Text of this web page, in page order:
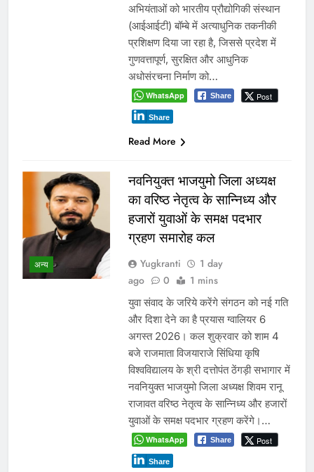
अभियंताओं को भारतीय प्रौद्योगिकी संस्थान
(आईआईटी) बॉम्बे में अत्याधुनिक तकनीकी
प्रशिक्षण दिया जा रहा है, जिससे प्रदेश में
गुणवत्तापूर्ण, सुरक्षित और आधुनिक
अधोसंरचना निर्माण को…
WhatsApp Share Post
Share
Read More
अन्य
नवनियुक्त भाजयुमो जिला अध्यक्ष
का वरिष्ठ नेतृत्व के सान्निध्य और
हजारों युवाओं के समक्ष पदभार
ग्रहण समारोह कल
Yugkranti
1 day
ago
0 1 mins
युवा संवाद के जरिये करेंगे संगठन को नई गति
और दिशा देने का है प्रयास ग्वालियर 6
अगस्त 2026। कल शुक्रवार को शाम 4
बजे राजमाता विजयाराजे सिंधिया कृषि
विश्वविद्यालय के श्री दत्तोपंत ठेंगड़ी सभागार में
नवनियुक्त भाजयुमो जिला अध्यक्ष शिवम रानू
राजावत वरिष्ठ नेतृत्व के सान्निध्य और हजारों
युवाओं के समक्ष पदभार ग्रहण करेंगे।…
WhatsApp Share Post
Share